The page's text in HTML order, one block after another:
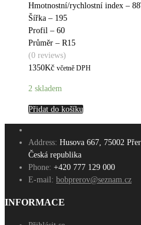
Hmotnostní/rychlostní index –
Šířka – 195
Profil – 60
Průměr – R15
(0 reviews)
1350Kč včetně DPH
2 skladem
Přidat do košíku
Address: Husova 667, 75002
Česká republika
Phone: +420 777 129 000
E-mail: bobprerov@seznam.cz
INFORMACE